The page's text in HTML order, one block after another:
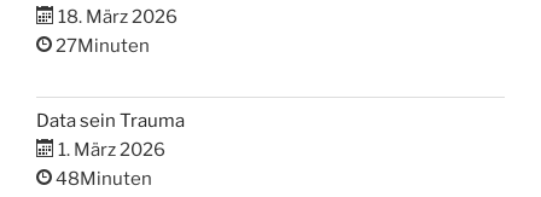
18. März 2026
27Minuten
Data sein Trauma
1. März 2026
48Minuten